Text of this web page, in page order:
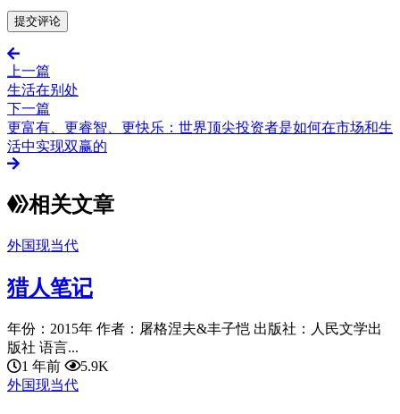
上一篇
生活在别处
下一篇
更富有、更睿智、更快乐：世界顶尖投资者是如何在市场和生
活中实现双赢的
相关文章
外国现当代
猎人笔记
年份：2015年 作者：屠格涅夫&丰子恺 出版社：人民文学出
版社 语言...
1 年前
5.9K
外国现当代